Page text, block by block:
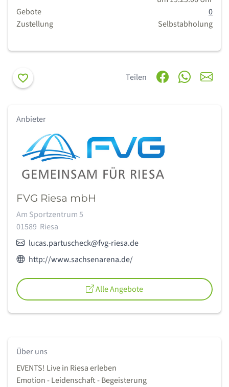
Gebote
0
Zustellung
Selbstabholung
Merken Teilen
Anbieter
FVG Riesa mbH
Adresse:
Am Sportzentrum 5
01589 Riesa
E-Mail:lucas.partuscheck@fvg-riesa.de
Webseite des Anbieters:
http://www.sachsenarena.de/
Alle Angebote
Über uns
EVENTS! Live in Riesa erleben
Emotion - Leidenschaft - Begeisterung